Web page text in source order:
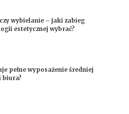
wybielanie – jaki zabieg
estetycznej wybrać?
pełne wyposażenie średniej
biura?